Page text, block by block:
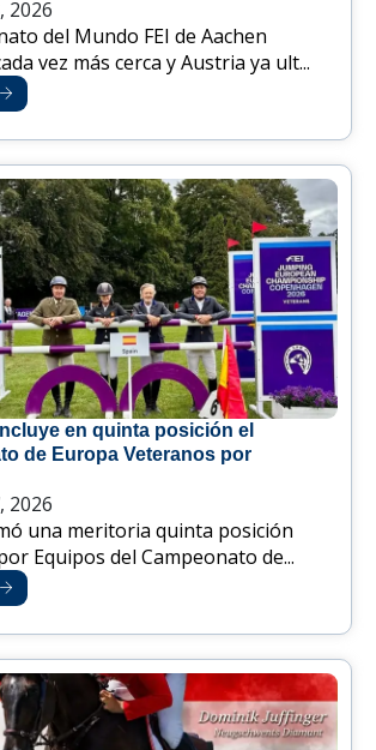
2026
del Mundo FEI de Aachen
vez más cerca y Austria ya ult...
en quinta posición el
de Europa Veteranos por
2026
una meritoria quinta posición
Equipos del Campeonato de...